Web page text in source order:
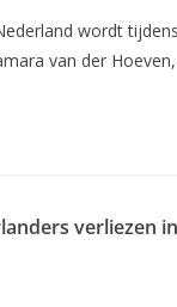
wordt
van der
verliezen